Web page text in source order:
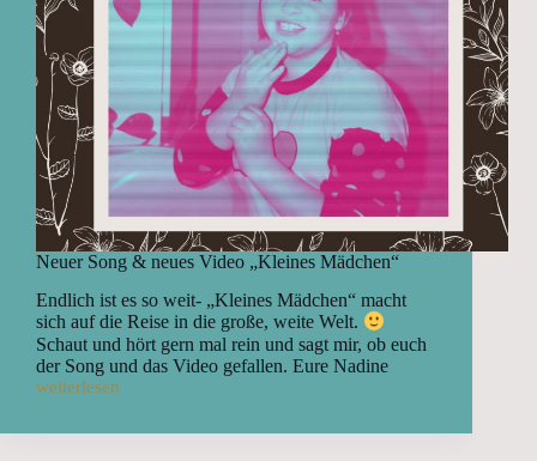
Neuer Song & neues Video „Kleines Mädchen“
Endlich ist es so weit- „Kleines Mädchen“ macht
sich auf die Reise in die große, weite Welt.
Schaut und hört gern mal rein und sagt mir, ob euch
der Song und das Video gefallen. Eure Nadine
weiterlesen
Neuer
&